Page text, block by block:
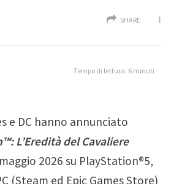
SHARE
Tempo di lettura: 6 minuti
e DC hanno annunciato
L’Eredità del Cavaliere
2026 su PlayStation®5,
(Steam ed Epic Games Store)